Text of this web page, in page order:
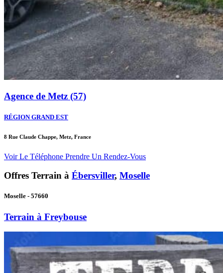
Agence de Metz (57)
RÉGION GRAND EST
8 Rue Claude Chappe, Metz, France
Voir Le Téléphone Prendre Un Rendez-Vous
Offres Terrain à Ébersviller, Moselle
Moselle - 57660
Terrain à Freybouse